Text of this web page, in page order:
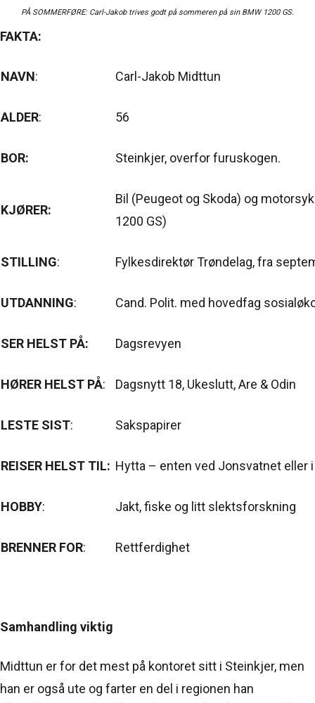
PÅ SOMMERFØRE: Carl-Jakob trives godt på sommeren på sin BMW 1200 GS.
FAKTA:
NAVN: Carl-Jakob Midttun
ALDER: 56
BOR: Steinkjer, overfor furuskogen.
KJØRER:
Bil (Peugeot og Skoda) og
1200 GS)
STILLING: Fylkesdirektør Trøndelag, fra
UTDANNING: Cand. Polit. med hovedfag
SER HELST PÅ: Dagsrevyen
HØRER HELST PÅ: Dagsnytt 18, Ukeslutt, Are & Odin
LESTE SIST: Sakspapirer
REISER HELST TIL: Hytta – enten ved Jonsvatnet eller
HOBBY: Jakt, fiske og litt slektsforskning
BRENNER FOR: Rettferdighet
Samhandling viktig
Midttun er for det mest på kontoret sitt i Steinkjer, men
han er også ute og farter en del i regionen han